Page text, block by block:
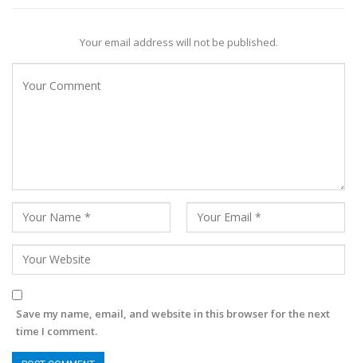
Your email address will not be published.
Save my name, email, and website in this browser for the next
time I comment.